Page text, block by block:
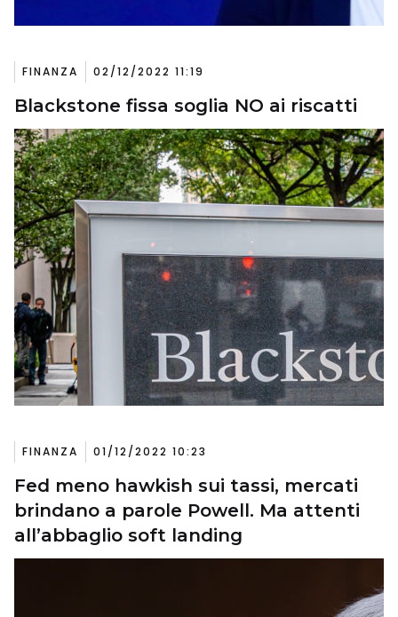
FINANZA 02/12/2022 11:19
Blackstone fissa soglia NO ai riscatti
FINANZA 01/12/2022 10:23
Fed meno hawkish sui tassi, mercati
brindano a parole Powell. Ma attenti
all’abbaglio soft landing